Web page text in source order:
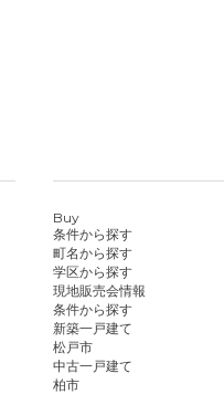
Buy
条件から探す
町名から探す
学区から探す
現地販売会情報
条件から探す
新築一戸建て
松戸市
中古一戸建て
柏市